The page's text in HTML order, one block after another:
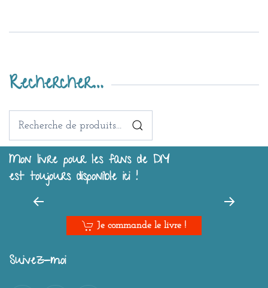
Rechercher…
Recherche
Mon livre pour les fans de DIY
est toujours disponible ici !
Je commande le livre !
Suivez-moi